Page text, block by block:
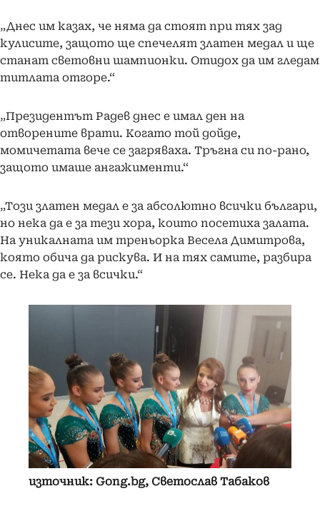
„Днес им казах, че няма да стоят при тях зад
кулисите, защото ще спечелят златен медал и ще
станат световни шампионки. Отидох да им гледам
титлата отгоре.“
„Президентът Радев днес е имал ден на
отворените врати. Когато той дойде,
момичетата вече се загряваха. Тръгна си по-рано,
защото имаше ангажименти.“
„Този златен медал е за абсолютно всички българи,
но нека да е за тези хора, които посетиха залата.
На уникалната им треньорка Весела Димитрова,
която обича да рискува. И на тях самите, разбира
се. Нека да е за всички.“
източник: Gong.bg, Светослав Табаков